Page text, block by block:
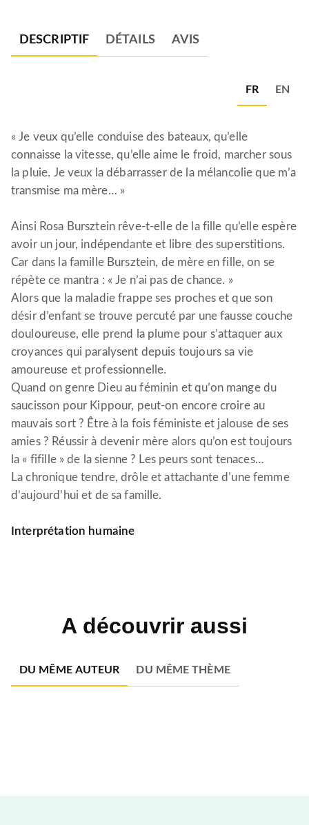
DESCRIPTIF DÉTAILS AVIS
FR EN
« Je veux qu’elle conduise des bateaux, qu’elle
connaisse la vitesse, qu’elle aime le froid, marcher sous
la pluie. Je veux la débarrasser de la mélancolie que m’a
transmise ma mère… »
Ainsi Rosa Bursztein rêve-t-elle de la fille qu’elle espère
avoir un jour, indépendante et libre des superstitions.
Car dans la famille Bursztein, de mère en fille, on se
répète ce mantra : « Je n’ai pas de chance. »
Alors que la maladie frappe ses proches et que son
désir d’enfant se trouve percuté par une fausse couche
douloureuse, elle prend la plume pour s’attaquer aux
croyances qui paralysent depuis toujours sa vie
amoureuse et professionnelle.
Quand on genre Dieu au féminin et qu’on mange du
saucisson pour Kippour, peut-on encore croire au
mauvais sort ? Être à la fois féministe et jalouse de ses
amies ? Réussir à devenir mère alors qu’on est toujours
la « fifille » de la sienne ? Les peurs sont tenaces…
La chronique tendre, drôle et attachante d’une femme
d’aujourd’hui et de sa famille.
Interprétation humaine
A découvrir aussi
DU MÊME AUTEUR DU MÊME THÈME